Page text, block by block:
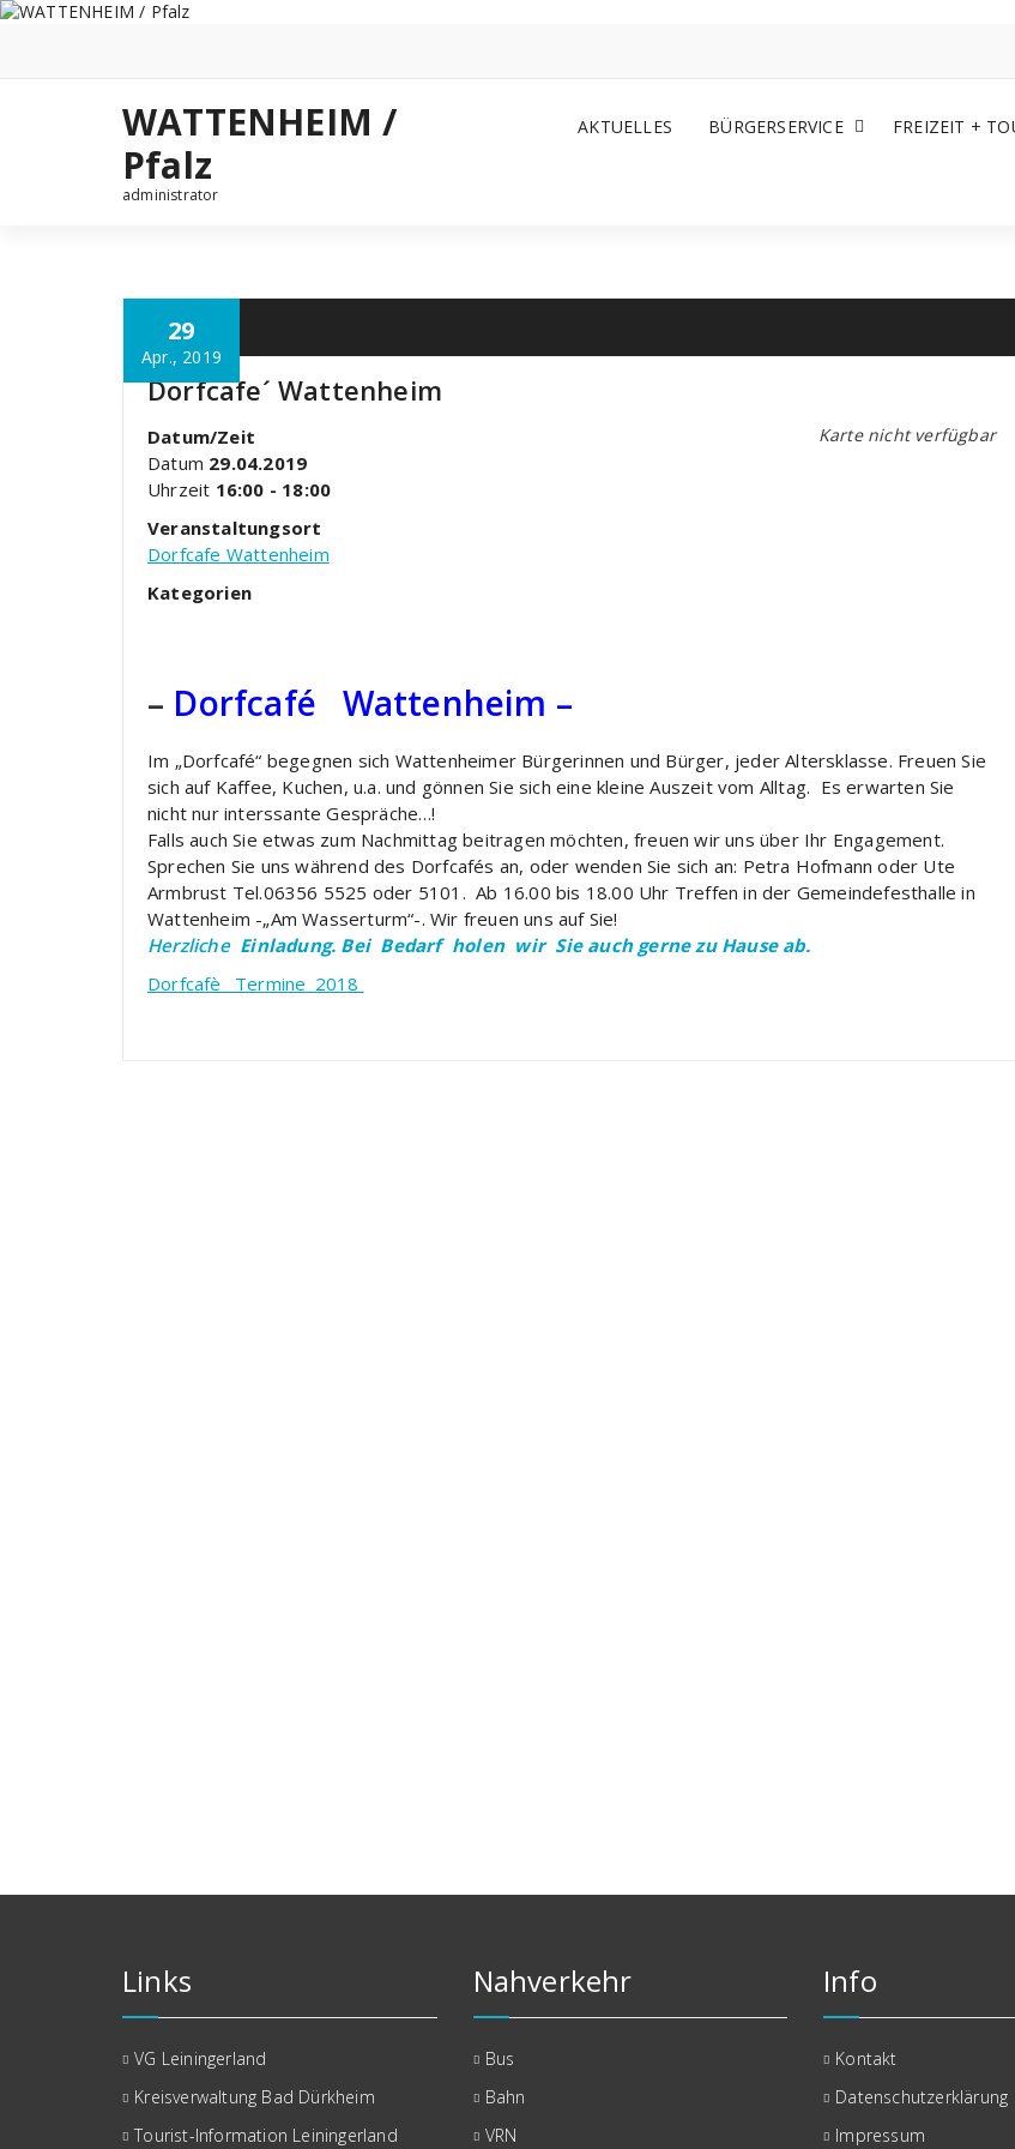
Zum
WATTENHEIM /
Pfalz
administrator
AKTUELLES BÜRGERSERVICE FREIZEIT +
29
Apr., 2019
Dorfcafe´ Wattenheim
Karte nicht verfügbar
Datum/Zeit
Datum 29.04.2019
Uhrzeit 16:00 - 18:00
Veranstaltungsort
Dorfcafe Wattenheim
Kategorien
– Dorfcafé Wattenheim –
Im „Dorfcafé“ begegnen sich Wattenheimer Bürgerinnen und Bürger, jeder Altersklasse. Freuen Sie
sich auf Kaffee, Kuchen, u.a. und gönnen Sie sich eine kleine Auszeit vom Alltag. Es erwarten Sie
nicht nur interssante Gespräche…!
Falls auch Sie etwas zum Nachmittag beitragen möchten, freuen wir uns über Ihr Engagement.
Sprechen Sie uns während des Dorfcafés an, oder wenden Sie sich an: Petra Hofmann oder Ute
Armbrust Tel.06356 5525 oder 5101. Ab 16.00 bis 18.00 Uhr Treffen in der Gemeindefesthalle in
Wattenheim -„Am Wasserturm“-. Wir freuen uns auf Sie!
Herzliche Einladung. Bei Bedarf holen wir Sie auch gerne zu Hause ab.
Dorfcafè_ Termine_2018
Links
VG Leiningerland
Kreisverwaltung Bad Dürkheim
Tourist-Information Leiningerland
Nahverkehr
Bus
Bahn
VRN
Info
Kontakt
Datenschutzerklärung
Impressum